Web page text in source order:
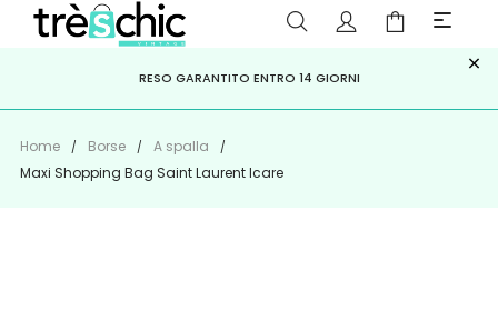
PAGA A RATE CONKLARNA,HEYLIGHT, APPAGO
ISCRIVITI ALLA NEWSLETTER PER NON PERDERE SCONTI E
OFFERTE IMPERDIBILI!
RESO GARANTITO ENTRO 14 GIORNI ×
Home Borse
A spalla
Maxi Shopping Bag Saint Laurent Icare